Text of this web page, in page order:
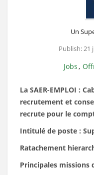
Un
Publish: 21
Jobs ,
La SAER-EMPLOI :
recrutement et
recrute pour le
Intitulé de poste :
Ratachement
Principales missions